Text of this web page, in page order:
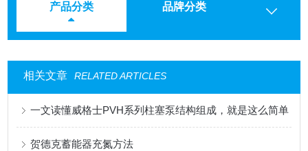
产品分类 品牌分类
相关文章 RELATED ARTICLES
一文读懂威格士PVH系列柱塞泵结构组成，就是这么简单
贺德克蓄能器充氮方法